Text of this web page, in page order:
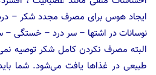
ایجاد هوس برای مصرف مجدد شکر –
نوسانات در اشتها – سر درد – خستگی –
البته مصرف نکردن کامل شکر توصیه
طبیعی در غذاها یافت می‌شود. شما